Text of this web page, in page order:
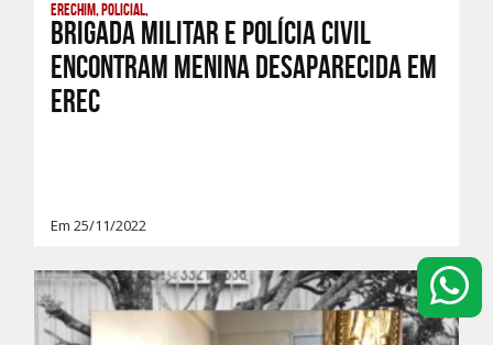
Erechim, Policial,
Brigada Militar e Polícia Civil
encontram menina desaparecida em
Erec
Em 25/11/2022